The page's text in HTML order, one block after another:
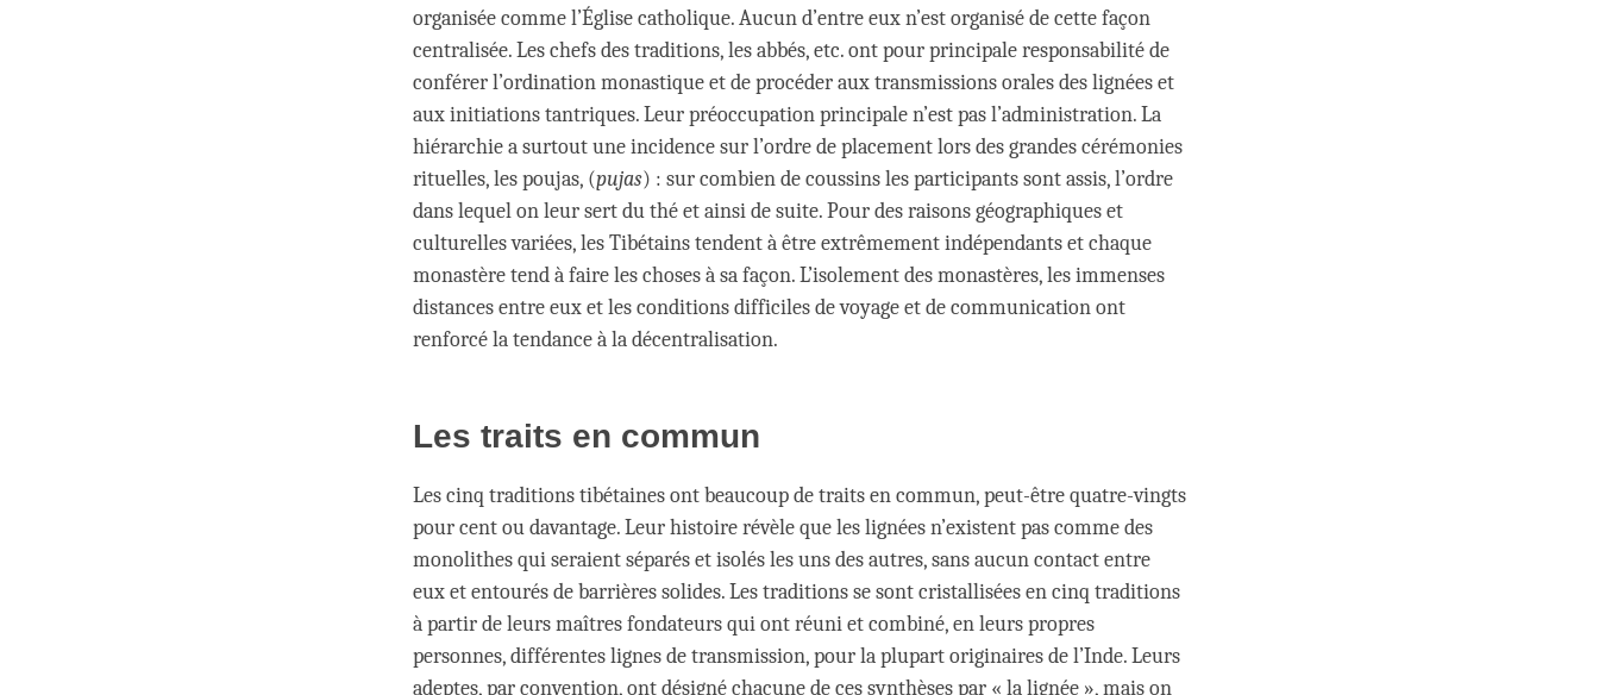
organisée comme l’Église catholique. Aucun d’entre eux n’est organisé de cette façon
centralisée. Les chefs des traditions, les abbés, etc. ont pour principale responsabilité de
conférer l’ordination monastique et de procéder aux transmissions orales des lignées et
aux initiations tantriques. Leur préoccupation principale n’est pas l’administration. La
hiérarchie a surtout une incidence sur l’ordre de placement lors des grandes cérémonies
rituelles, les poujas, (pujas) : sur combien de coussins les participants sont assis, l’ordre
dans lequel on leur sert du thé et ainsi de suite. Pour des raisons géographiques et
culturelles variées, les Tibétains tendent à être extrêmement indépendants et chaque
monastère tend à faire les choses à sa façon. L’isolement des monastères, les immenses
distances entre eux et les conditions difficiles de voyage et de communication ont
renforcé la tendance à la décentralisation.
Les traits en commun
Les cinq traditions tibétaines ont beaucoup de traits en commun, peut-être quatre-vingts
pour cent ou davantage. Leur histoire révèle que les lignées n’existent pas comme des
monolithes qui seraient séparés et isolés les uns des autres, sans aucun contact entre
eux et entourés de barrières solides. Les traditions se sont cristallisées en cinq traditions
à partir de leurs maîtres fondateurs qui ont réuni et combiné, en leurs propres
personnes, différentes lignes de transmission, pour la plupart originaires de l’Inde. Leurs
adeptes, par convention, ont désigné chacune de ces synthèses par « la lignée », mais on